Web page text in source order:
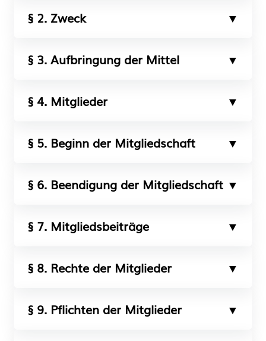
§ 2. Zweck
§ 3. Aufbringung der Mittel
§ 4. Mitglieder
§ 5. Beginn der Mitgliedschaft
§ 6. Beendigung der Mitgliedschaft
§ 7. Mitgliedsbeiträge
§ 8. Rechte der Mitglieder
§ 9. Pflichten der Mitglieder